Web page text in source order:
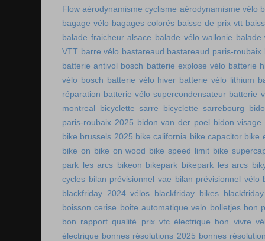
Flow aérodynamisme cyclisme aérodynamisme vélo
bagage vélo bagages colorés baisse de prix vtt
balade fraicheur alsace balade vélo wallonie balade
VTT barre vélo bastareaud bastareaud paris-roubaix
batterie antivol bosch batterie explose vélo batterie
vélo bosch batterie vélo hiver batterie vélo lithium
réparation batterie vélo supercondensateur batterie
montreal
bicyclette sarre bicyclette sarrebourg
paris-roubaix 2025 bidon van der poel bidon visage
bike brussels 2025 bike california bike capacitor bike
bike on bike on wood bike speed limit bike
park les arcs bikeon bikepark bikepark les arcs
cycles bilan prévisionnel vae bilan prévisionnel vélo
blackfriday 2024 vélos blackfriday bikes
boisson cerise boite automatique velo bolletjes bon
bon rapport qualité prix vtc électrique bon vivre
électrique bonnes résolutions 2025 bonnes